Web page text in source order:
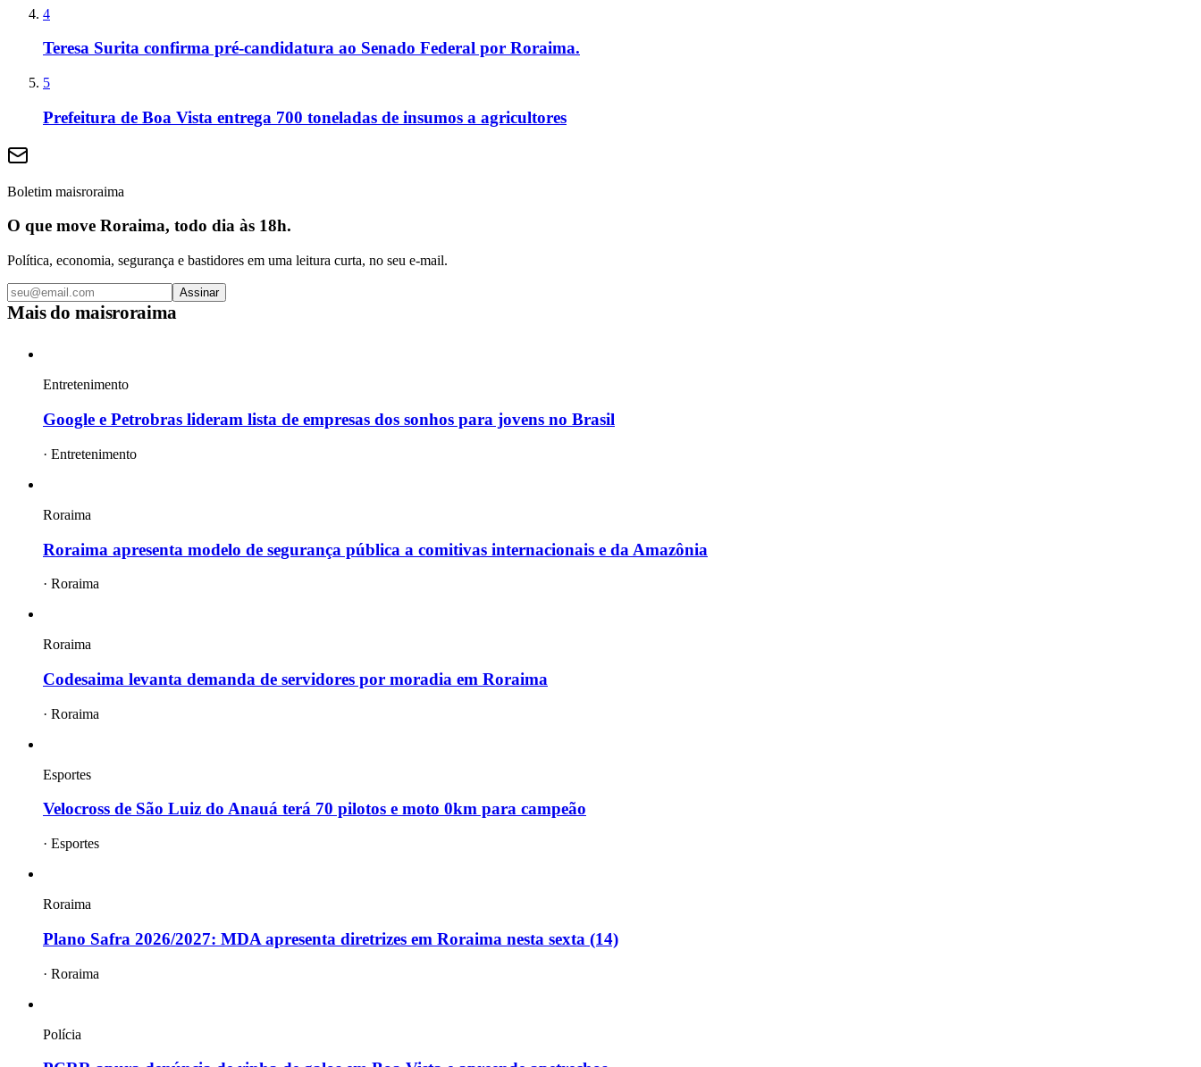
4
Teresa Surita confirma pré-candidatura ao Senado Federal por Roraima.
5
Prefeitura de Boa Vista entrega 700 toneladas de insumos a agricultores
Boletim maisroraima
O que move Roraima, todo dia às 18h.
Política, economia, segurança e bastidores em uma leitura curta, no seu e-mail.
Assinar
Mais do maisroraima
Entretenimento
Google e Petrobras lideram lista de empresas dos sonhos para jovens no Brasil
· Entretenimento
Roraima
Roraima apresenta modelo de segurança pública a comitivas internacionais e da Amazônia
· Roraima
Roraima
Codesaima levanta demanda de servidores por moradia em Roraima
· Roraima
Esportes
Velocross de São Luiz do Anauá terá 70 pilotos e moto 0km para campeão
· Esportes
Roraima
Plano Safra 2026/2027: MDA apresenta diretrizes em Roraima nesta sexta (14)
· Roraima
Polícia